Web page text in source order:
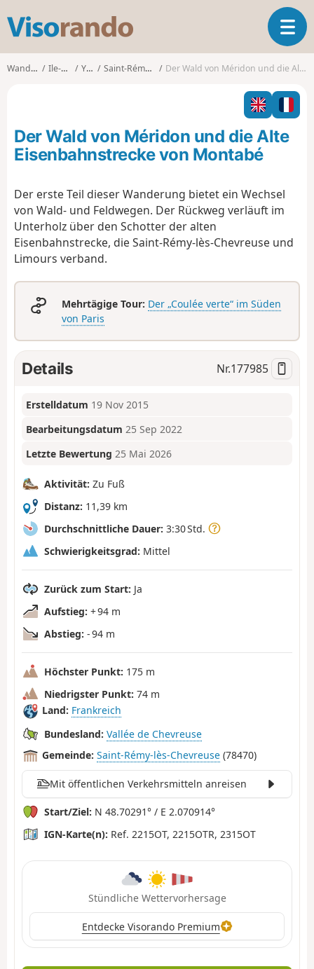
s
o
o
T
o
l
n
a
o
Wanderungen Ile-de-France Yvelines Saint-Rémy-lès-Chevreuse Der Wald von Méridon und die Alte Eisenbahnstrecke von Montabé
Der Wald von Méridon und die Alte
Eisenbahnstrecke von Montabé
Der erste Teil dieser Wanderung bietet ein Wechsel
von Wald- und Feldwegen. Der Rückweg verläuft im
Unterholz über den Schotter der alten
Eisenbahnstrecke, die Saint-Rémy-lès-Chevreuse und
Limours verband.
Mehrtägige Tour: Der „Coulée verte“ im Süden
von Paris
Details Nr.177985
Erstelldatum 19 Nov 2015
Bearbeitungsdatum 25 Sep 2022
Letzte Bewertung 25 Mai 2026
Aktivität: Zu Fuß
Distanz: 11,39 km
Durchschnittliche Dauer: 3:30 Std.
Schwierigkeitsgrad: Mittel
Zurück zum Start: Ja
Aufstieg: + 94 m
Abstieg: - 94 m
Höchster Punkt: 175 m
Niedrigster Punkt: 74 m
Land: Frankreich
Bundesland: Vallée de Chevreuse
Gemeinde: Saint-Rémy-lès-Chevreuse (78470)
Mit öffentlichen Verkehrsmitteln anreisen
Start/Ziel: N 48.70291° / E 2.070914°
IGN-Karte(n): Ref. 2215OT, 2215OTR, 2315OT
Stündliche Wettervorhersage
Entdecke Visorando Premium